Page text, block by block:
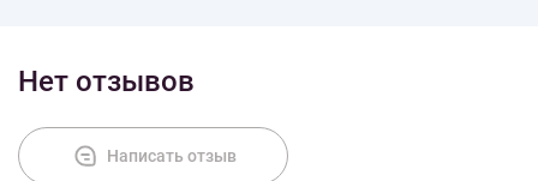
Нет отзывов
Написать отзыв